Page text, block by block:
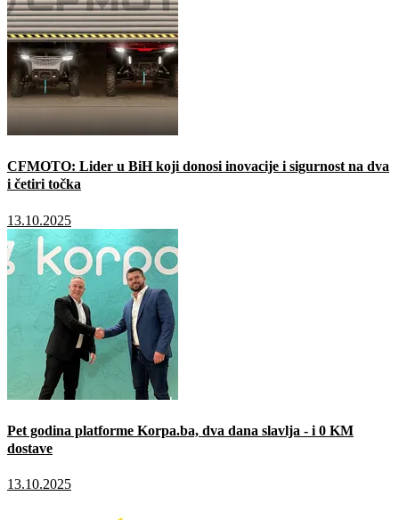
CFMOTO: Lider u BiH koji donosi inovacije i sigurnost na dva
i četiri točka
13.10.2025
Pet godina platforme Korpa.ba, dva dana slavlja - i 0 KM
dostave
13.10.2025